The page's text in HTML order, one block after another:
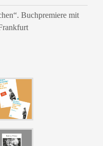
Buchpremiere mit